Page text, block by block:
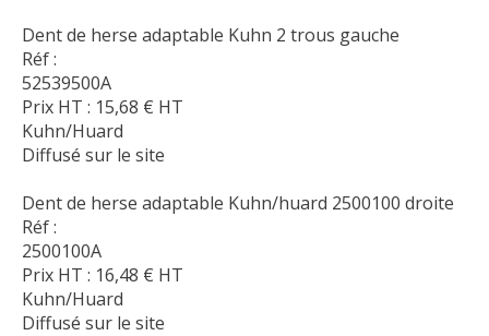
Dent de herse adaptable Kuhn 2 trous gauche
Réf :
52539500A
Prix HT : 15,68 € HT
Kuhn/Huard
Diffusé sur le site
Dent de herse adaptable Kuhn/huard 2500100 droite
Réf :
2500100A
Prix HT : 16,48 € HT
Kuhn/Huard
Diffusé sur le site